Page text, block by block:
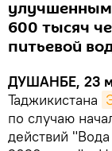
улучшенным
600 тысяч
питьевой
ДУШАНБЕ, 23
Таджикистана
по случаю
действий